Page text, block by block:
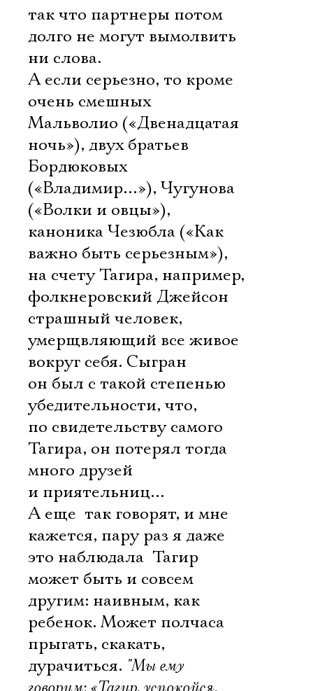
так что партнеры потом
долго не могут вымолвить
ни слова.
А если серьезно, то кроме
очень смешных
Мальволио («Двенадцатая
ночь»), двух братьев
Бордюковых
(«Владимир…»), Чугунова
(«Волки и овцы»),
каноника Чезюбла («Как
важно быть серьезным»),
на счету Тагира, например,
фолкнеровский Джейсон 
страшный человек,
умерщвляющий все живое
вокруг себя. Сыгран
он был с такой степенью
убедительности, что,
по свидетельству самого
Тагира, он потерял тогда
много друзей
и приятельниц…
А еще  так говорят, и мне
кажется, пару раз я даже
это наблюдала  Тагир
может быть и совсем
другим: наивным, как
ребенок. Может полчаса
прыгать, скакать,
дурачиться. "Мы ему